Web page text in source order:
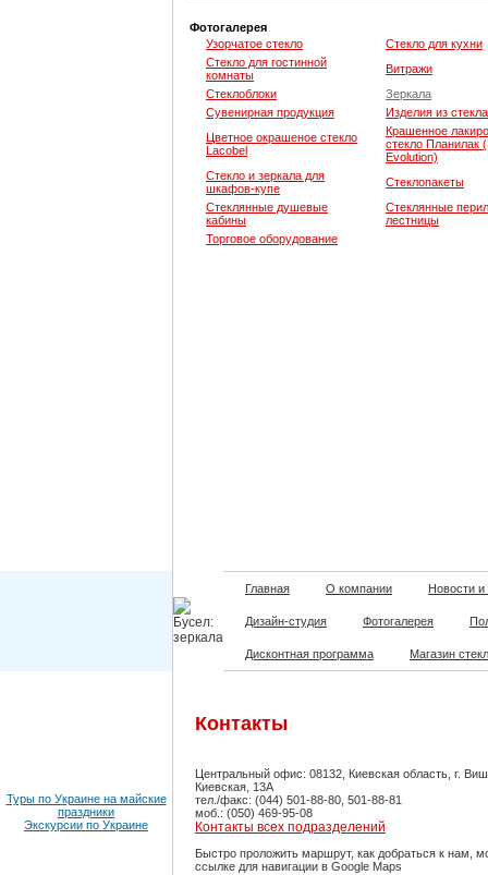
Фотогалерея
Узорчатое стекло
Стекло для кухни
Стекло для гостинной
комнаты
Витражи
Стеклоблоки
Зеркала
Сувенирная продукция
Изделия из стекла
Цветное окрашеное стекло
Lacobel
Крашенное
стекло Планилак
Evolution)
Стекло и зеркала для
шкафов-купе
Стеклопакеты
Стеклянные душевые
кабины
Стеклянные
лестницы
Торговое оборудование
Главная О компании Новости
Дизайн-студия Фотогалерея
Дисконтная программа Магазин
Туры по Украине на майские
праздники
Экскурсии по Украине
Контакты
Центральный офис: 08132, Киевская область, г.
Киевская, 13А
тел./факс: (044) 501-88-80, 501-88-81
моб.: (050) 469-95-08
Контакты всех подразделений
Быстро проложить маршрут, как добраться к нам,
ссылке для навигации в Google Maps